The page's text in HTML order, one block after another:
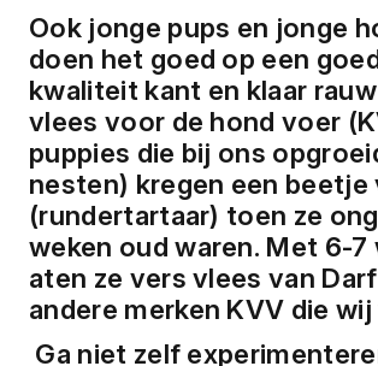
Ook jonge pups en jonge
doen het goed op een
kwaliteit kant en klaar
vlees voor de hond voer
puppies die bij ons
nesten) kregen een beetje
(rundertartaar) toen ze
weken oud waren. Met 6-7
aten ze vers vlees van
andere merken KVV die